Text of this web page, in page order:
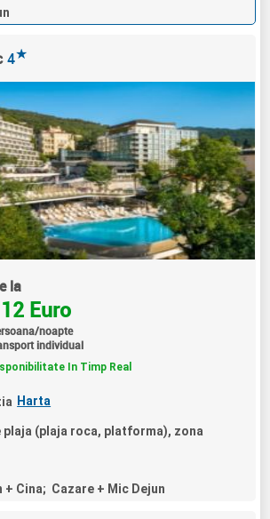
4★
la
Euro
noapte
individual
In Timp Real
Harta
plaja (plaja roca, platforma), zona
+ Cina; Cazare + Mic Dejun